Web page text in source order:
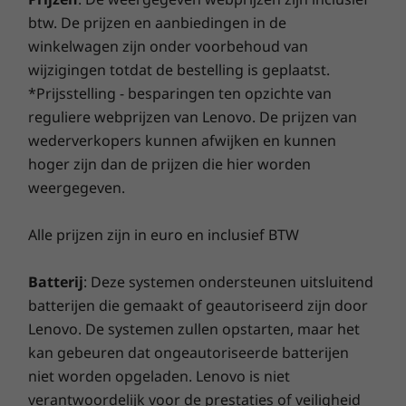
Specificaties kunnen per regio/model verschillen.
Vaste schijf
Up to 512GB M.2
PCIe SSD
Vergelijken
Vaste schijf
Tot 1 TB M.2 PCIe
Gen4 SSD (2242)
Winkel
Vergelijken
Ontdek alle Laptops en ultrabooks
een garantie van 3 jaar op een verzegelde batterij
Maak drie jaar zorgeloos gebruik van je batterij
wanneer je deze upgrade samen met je apparaat
koopt of tijdens de oorspronkelijke eenjarige
garantieperiode voor de batterij (mits de batterij in
goede staat verkeert). Nóg beter: in geval van
problemen valt één vervangende batterij ook onder
deze garantie. Verbeter je ondersteuning nog verder
en upgrade naar service op locatie. Lenovo staat
van je laptop!
btw. De prijzen en aanbiedingen in de
winkelwagen zijn onder voorbehoud van
wijzigingen totdat de bestelling is geplaatst.
*Prijsstelling - besparingen ten opzichte van
reguliere webprijzen van Lenovo. De prijzen van
wederverkopers kunnen afwijken en kunnen
hoger zijn dan de prijzen die hier worden
weergegeven.
Alle prijzen zijn in euro en inclusief BTW
Batterij: Deze systemen ondersteunen uitsluitend
batterijen die gemaakt of geautoriseerd zijn door
Lenovo. De systemen zullen opstarten, maar het
kan gebeuren dat ongeautoriseerde batterijen
niet worden opgeladen. Lenovo is niet
verantwoordelijk voor de prestaties of veiligheid